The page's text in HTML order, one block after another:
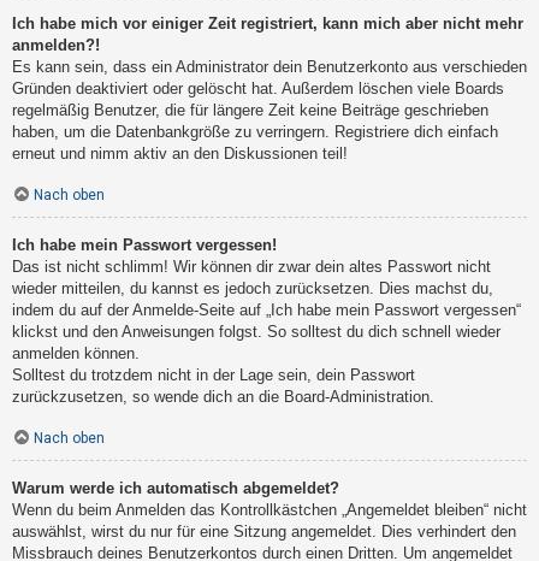
Ich habe mich vor einiger Zeit registriert, kann mich aber nicht mehr
anmelden?!
Es kann sein, dass ein Administrator dein Benutzerkonto aus verschieden
Gründen deaktiviert oder gelöscht hat. Außerdem löschen viele Boards
regelmäßig Benutzer, die für längere Zeit keine Beiträge geschrieben
haben, um die Datenbankgröße zu verringern. Registriere dich einfach
erneut und nimm aktiv an den Diskussionen teil!
Nach oben
Ich habe mein Passwort vergessen!
Das ist nicht schlimm! Wir können dir zwar dein altes Passwort nicht
wieder mitteilen, du kannst es jedoch zurücksetzen. Dies machst du,
indem du auf der Anmelde-Seite auf „Ich habe mein Passwort vergessen“
klickst und den Anweisungen folgst. So solltest du dich schnell wieder
anmelden können.
Solltest du trotzdem nicht in der Lage sein, dein Passwort
zurückzusetzen, so wende dich an die Board-Administration.
Nach oben
Warum werde ich automatisch abgemeldet?
Wenn du beim Anmelden das Kontrollkästchen „Angemeldet bleiben“ nicht
auswählst, wirst du nur für eine Sitzung angemeldet. Dies verhindert den
Missbrauch deines Benutzerkontos durch einen Dritten. Um angemeldet